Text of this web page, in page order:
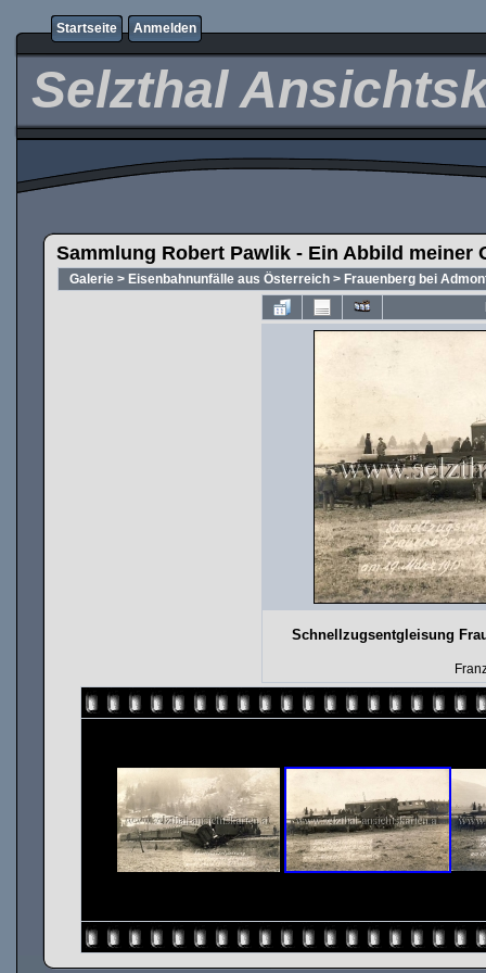
Startseite Anmelden
Selzthal
Sammlung Robert Pawlik - Ein Abbild meiner
Galerie > Eisenbahnunfälle aus Österreich > Frauenberg bei
Schnellzugsentgleisung